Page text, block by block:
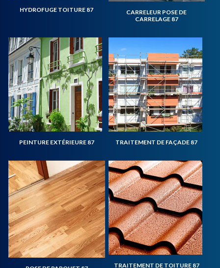
HYDROFUGE TOITURE 87
CARRELEUR POSE DE
CARRELAGE 87
PEINTURE EXTÉRIEURE 87 TRAITEMENT DE FAÇADE 87
TRAITEMENT DE TOITURE 87